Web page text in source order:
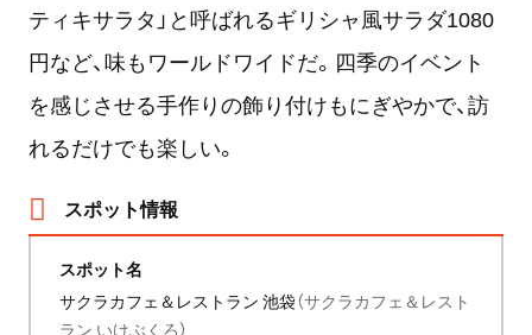
ティキサラタ」と呼ばれるギリシャ風サラダ1080
円など、味もワールドワイドだ。四季のイベント
を感じさせる手作りの飾り付けもにぎやかで、訪
れるだけでも楽しい。
スポット情報
スポット名
サクラカフェ＆レストラン 池袋（サクラカフェ＆レスト
ラン いけぶくろ）